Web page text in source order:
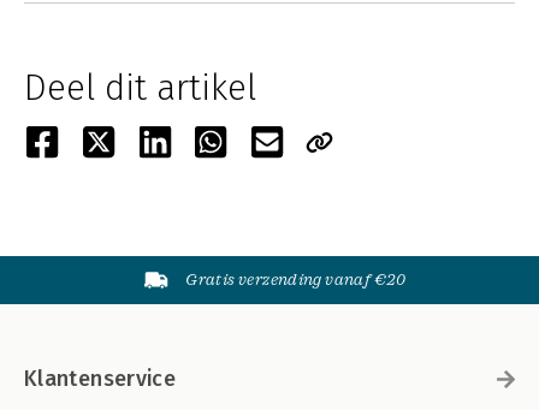
Deel dit artikel
Gratis verzending vanaf €20
Klantenservice